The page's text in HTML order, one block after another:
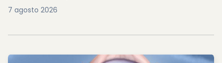
7 agosto 2026